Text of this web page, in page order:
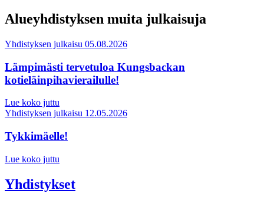
Alueyhdistyksen muita julkaisuja
Yhdistyksen julkaisu 05.08.2026
Lämpimästi tervetuloa Kungsbackan
kotieläinpihavierailulle!
Lue koko juttu
Yhdistyksen julkaisu 12.05.2026
Tykkimäelle!
Lue koko juttu
Yhdistykset